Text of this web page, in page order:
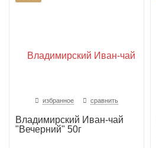
избранное сравнить
Владимирский Иван-чай
"Вечерний" 50г